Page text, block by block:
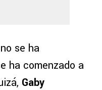
no se ha
ha comenzado a
Gaby